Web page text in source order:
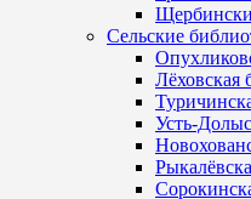
Сельские
Лёховская
Усть-